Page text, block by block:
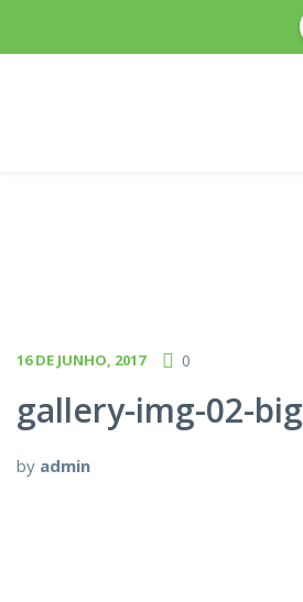
16 DE JUNHO, 2017 0
gallery-img-02-big
by admin